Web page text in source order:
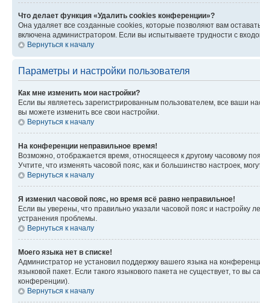
Что делает функция «Удалить cookies конференции»?
Она удаляет все созданные cookies, которые позволяют вам
включена администратором. Если вы испытываете трудности с
Вернуться к началу
Параметры и настройки пользователя
Как мне изменить мои настройки?
Если вы являетесь зарегистрированным пользователем, все ваши
вы можете изменить все свои настройки.
Вернуться к началу
На конференции неправильное время!
Возможно, отображается время, относящееся к другому часовому
Учтите, что изменять часовой пояс, как и большинство настроек,
Вернуться к началу
Я изменил часовой пояс, но время всё равно неправильное!
Если вы уверены, что правильно указали часовой пояс и
устранения проблемы.
Вернуться к началу
Моего языка нет в списке!
Администратор не установил поддержку вашего языка на
языковой пакет. Если такого языкового пакета не существует, то
конференции).
Вернуться к началу